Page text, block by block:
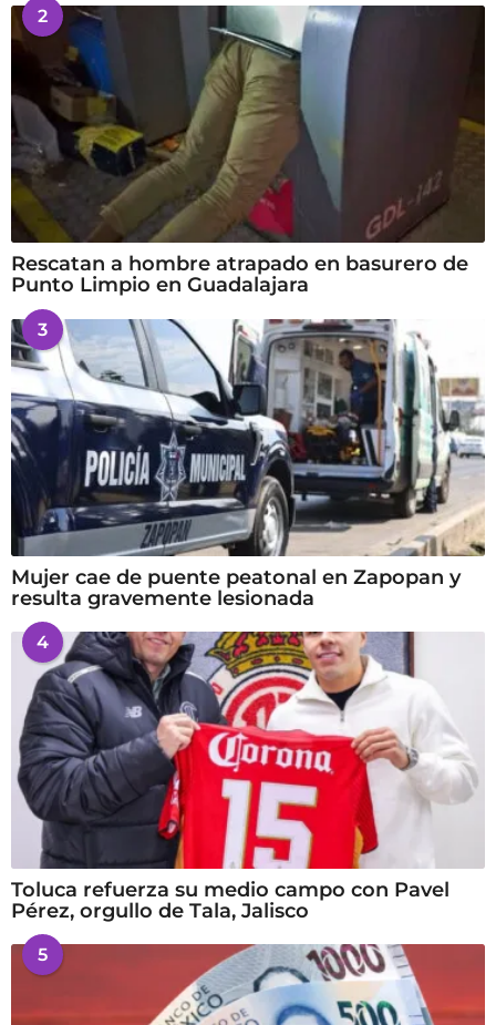
2
Rescatan a hombre atrapado en basurero de
Punto Limpio en Guadalajara
3
Mujer cae de puente peatonal en Zapopan y
resulta gravemente lesionada
4
Toluca refuerza su medio campo con Pavel
Pérez, orgullo de Tala, Jalisco
5